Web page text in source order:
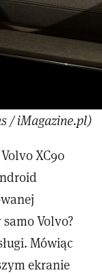
/ iMagazine.pl)
XC90
Volvo?
Mówiąc
ekranie